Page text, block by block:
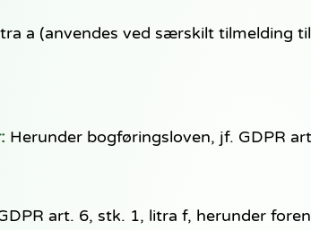
a (anvendes ved særskilt tilmelding
Herunder bogføringsloven, jf. GDPR
art. 6, stk. 1, litra f, herunder